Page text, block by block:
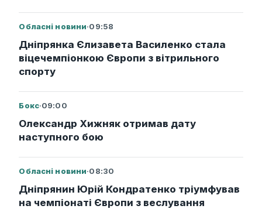
Обласні новини·09:58
Дніпрянка Єлизавета Василенко стала
віцечемпіонкою Європи з вітрильного
спорту
Бокс·09:00
Олександр Хижняк отримав дату
наступного бою
Обласні новини·08:30
Дніпрянин Юрій Кондратенко тріумфував
на чемпіонаті Європи з веслування